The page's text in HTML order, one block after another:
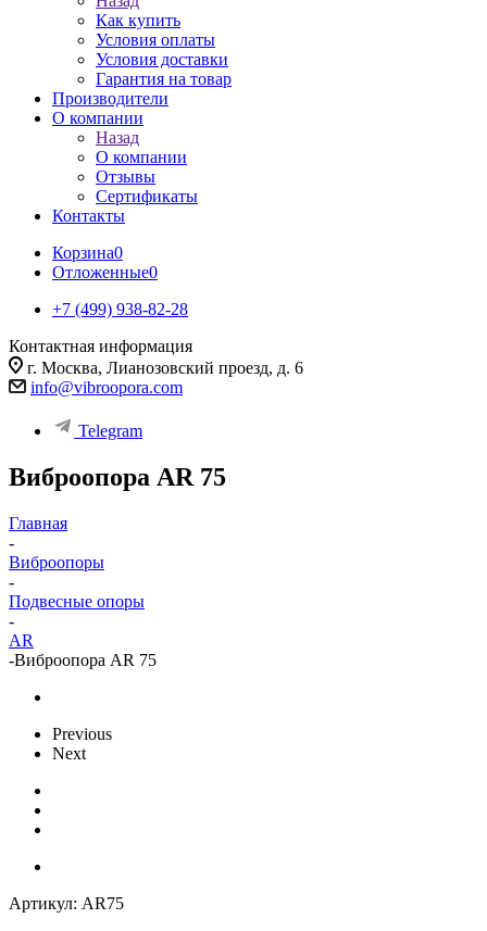
Как купить
Условия оплаты
Условия доставки
Гарантия на товар
Производители
О компании
Назад
О компании
Отзывы
Сертификаты
Контакты
Корзина0
Отложенные0
+7 (499) 938-82-28
Контактная информация
г. Москва, Лианозовский проезд, д. 6
info@vibroopora.com
Telegram
Виброопора AR 75
Главная
-
Виброопоры
-
Подвесные опоры
-
AR
-Виброопора AR 75
Previous
Next
Артикул: AR75